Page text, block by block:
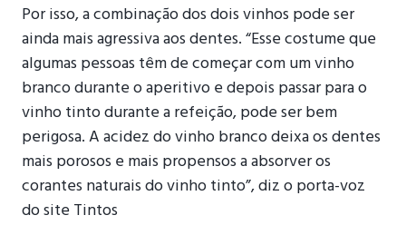
Por isso, a combinação dos dois vinhos pode ser
ainda mais agressiva aos dentes. “Esse costume que
algumas pessoas têm de começar com um vinho
branco durante o aperitivo e depois passar para o
vinho tinto durante a refeição, pode ser bem
perigosa. A acidez do vinho branco deixa os dentes
mais porosos e mais propensos a absorver os
corantes naturais do vinho tinto”, diz o porta-voz
do site Tintos